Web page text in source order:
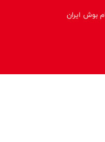
بوش ایران